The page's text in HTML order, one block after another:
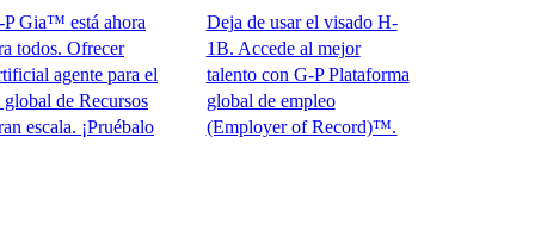
está ahora
Ofrecer
agente para el
de Recursos
¡Pruébalo
Deja de usar el visado H-
1B. Accede al mejor
talento con G-P Plataforma
global de empleo
(Employer of Record)™.​​